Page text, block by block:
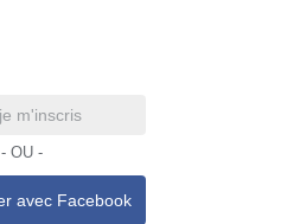
m'inscris
- OU -
avec Facebook